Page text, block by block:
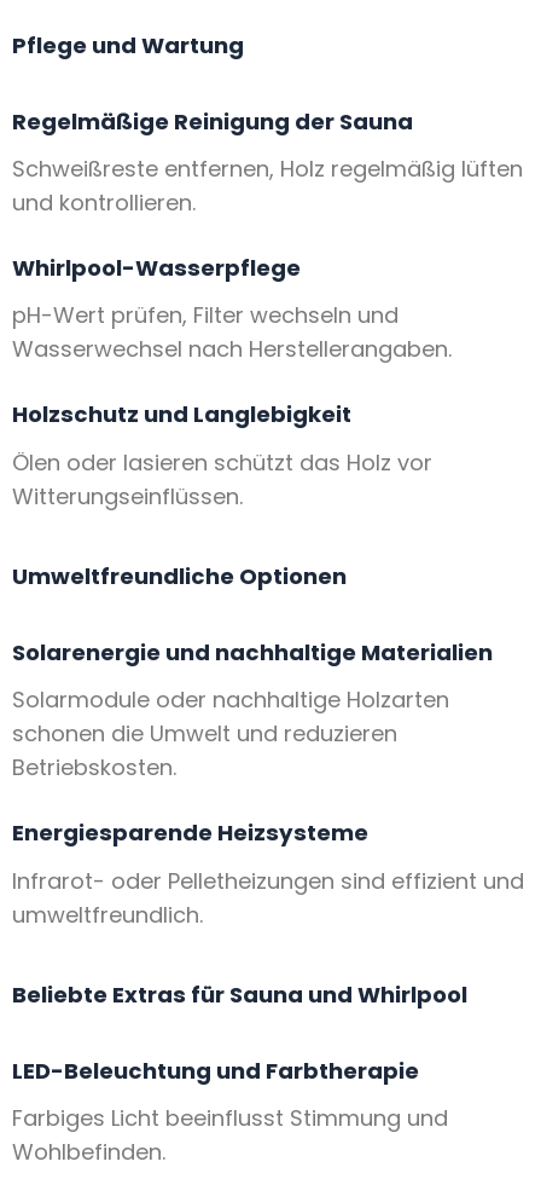
Pflege und Wartung
Regelmäßige Reinigung der Sauna
Schweißreste entfernen, Holz regelmäßig lüften
und kontrollieren.
Whirlpool-Wasserpflege
pH-Wert prüfen, Filter wechseln und
Wasserwechsel nach Herstellerangaben.
Holzschutz und Langlebigkeit
Ölen oder lasieren schützt das Holz vor
Witterungseinflüssen.
Umweltfreundliche Optionen
Solarenergie und nachhaltige Materialien
Solarmodule oder nachhaltige Holzarten
schonen die Umwelt und reduzieren
Betriebskosten.
Energiesparende Heizsysteme
Infrarot- oder Pelletheizungen sind effizient und
umweltfreundlich.
Beliebte Extras für Sauna und Whirlpool
LED-Beleuchtung und Farbtherapie
Farbiges Licht beeinflusst Stimmung und
Wohlbefinden.